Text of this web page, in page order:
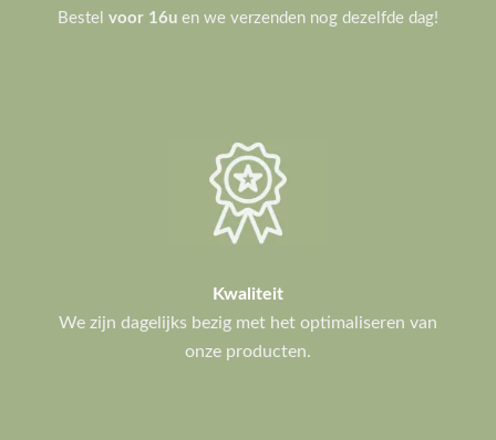
We zijn dagelijks bezig met het optimaliseren van
onze producten.